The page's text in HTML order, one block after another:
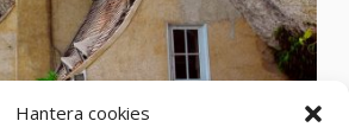
Hantera cookies